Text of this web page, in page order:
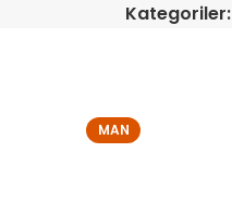
Kategoriler:
MAN